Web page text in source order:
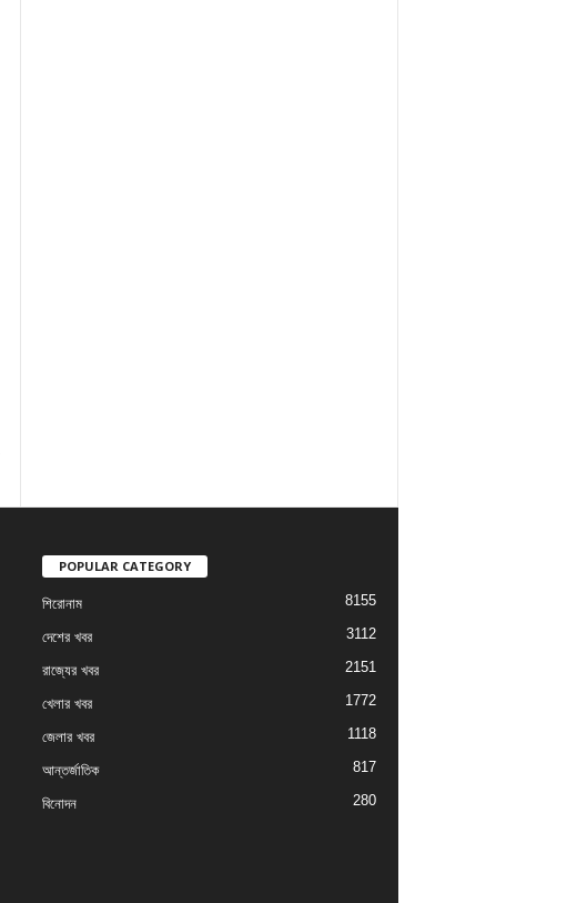
POPULAR CATEGORY
শিরোনাম 8155
দেশের খবর 3112
রাজ্যের খবর 2151
খেলার খবর 1772
জেলার খবর 1118
আন্তর্জাতিক 817
বিনোদন 280